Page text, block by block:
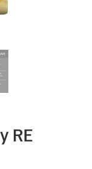
RE